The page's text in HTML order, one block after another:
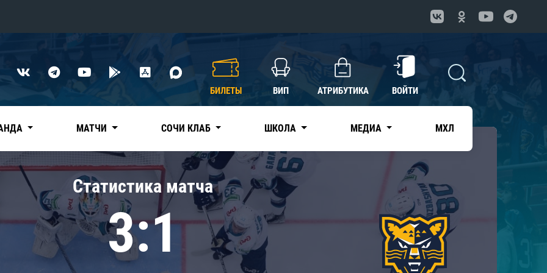
Нефтехимик
Дивизион Чернышева
Авангард
Адмирал
КХЛ
БИЛЕТЫ ВИП АТРИБУТИКА ВОЙТИ
МАТЧИ СОЧИ КЛАБ ШКОЛА МЕДИА МХЛ
Статистика матча
3:1